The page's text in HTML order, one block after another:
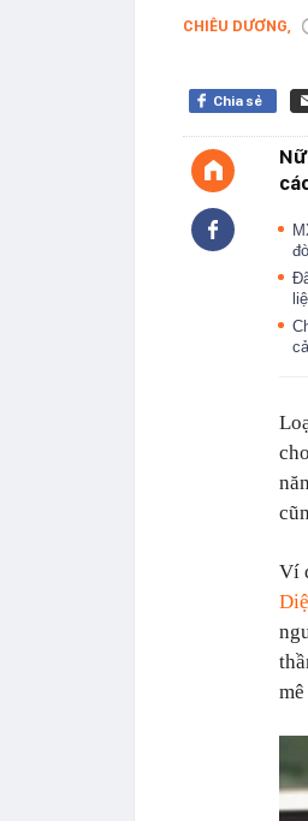
CHIÊU DƯƠNG,
Chia sẻ
Ví